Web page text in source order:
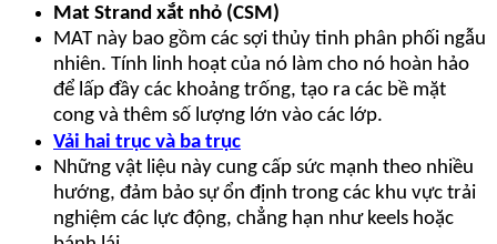
Mat Strand xắt nhỏ (CSM)
MAT này bao gồm các sợi thủy tinh phân phối ngẫu
nhiên. Tính linh hoạt của nó làm cho nó hoàn hảo
để lấp đầy các khoảng trống, tạo ra các bề mặt
cong và thêm số lượng lớn vào các lớp.
Vải hai trục và ba trục
Những vật liệu này cung cấp sức mạnh theo nhiều
hướng, đảm bảo sự ổn định trong các khu vực trải
nghiệm các lực động, chẳng hạn như keels hoặc